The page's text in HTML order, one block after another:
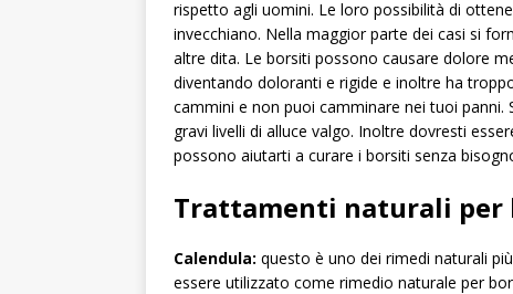
rispetto agli uomini. Le loro possibilità di
invecchiano. Nella maggior parte dei casi si
altre dita. Le borsiti possono causare dolore
diventando doloranti e rigide e inoltre ha
cammini e non puoi camminare nei tuoi panni.
gravi livelli di alluce valgo. Inoltre dovresti
possono aiutarti a curare i borsiti senza
Trattamenti naturali per
Calendula: questo è uno dei rimedi naturali
essere utilizzato come rimedio naturale per